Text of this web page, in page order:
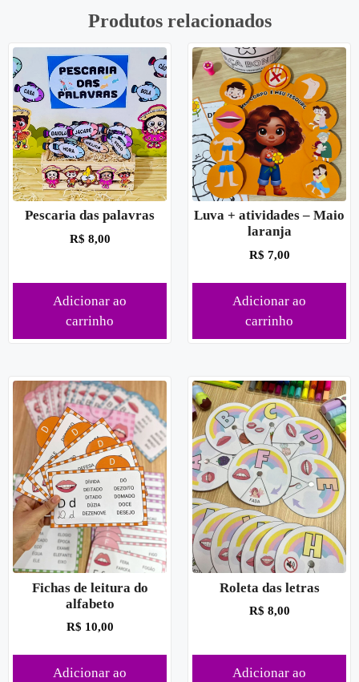
Produtos relacionados
Pescaria das palavras
R$ 8,00
Adicionar ao
carrinho
Luva + atividades – Maio
laranja
R$ 7,00
Adicionar ao
carrinho
Fichas de leitura do
alfabeto
R$ 10,00
Adicionar ao
Roleta das letras
R$ 8,00
Adicionar ao